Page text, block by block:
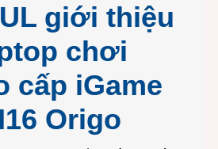
giới thiệu
chơi
cấp iGame
Origo